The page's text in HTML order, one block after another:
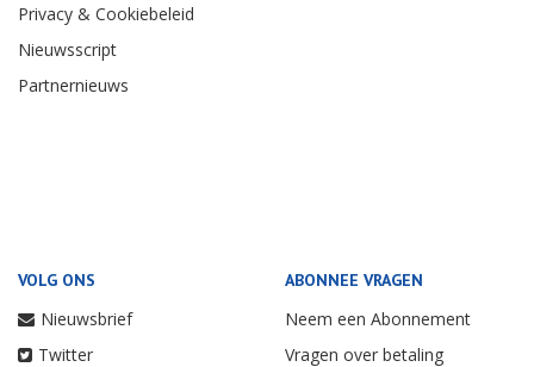
Privacy & Cookiebeleid
Nieuwsscript
Partnernieuws
VOLG ONS
Nieuwsbrief
Twitter
ABONNEE VRAGEN
Neem een Abonnement
Vragen over betaling